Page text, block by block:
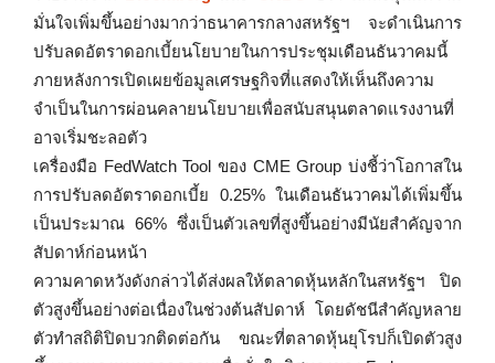
มั่นใจเพิ่มขึ้นอย่างมากว่าธนาคารกลางสหรัฐฯ จะดำเนินการ
ปรับลดอัตราดอกเบี้ยนโยบายในการประชุมเดือนธันวาคมนี้
ภายหลังการเปิดเผยข้อมูลเศรษฐกิจที่แสดงให้เห็นถึงความ
จำเป็นในการผ่อนคลายนโยบายเพื่อสนับสนุนตลาดแรงงานที่
อาจเริ่มชะลอตัว
เครื่องมือ FedWatch Tool ของ CME Group บ่งชี้ว่าโอกาสใน
การปรับลดอัตราดอกเบี้ย 0.25% ในเดือนธันวาคมได้เพิ่มขึ้น
เป็นประมาณ 66% ซึ่งเป็นตัวเลขที่สูงขึ้นอย่างมีนัยสำคัญจาก
สัปดาห์ก่อนหน้า
ความคาดหวังดังกล่าวได้ส่งผลให้ตลาดหุ้นหลักในสหรัฐฯ ปิด
ตัวสูงขึ้นอย่างต่อเนื่องในช่วงต้นสัปดาห์ โดยดัชนีสำคัญหลาย
ตัวทำสถิติปิดบวกติดต่อกัน ขณะที่ตลาดหุ้นยุโรปก็เปิดตัวสูง